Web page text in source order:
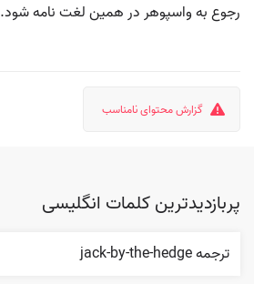
رجوع به واسپوهر در همین لغت نامه شود.
گزارش محتوای نامناسب
پربازدیدترین کلمات انگلیسی
ترجمه jack-by-the-hedge